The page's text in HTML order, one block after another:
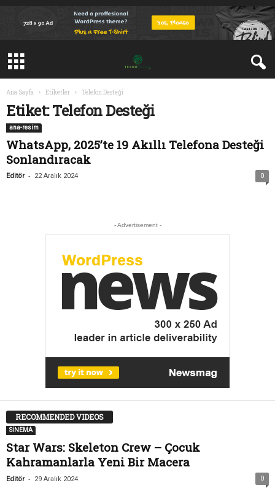
Ana Sayfa Etiketler Telefon Desteği
Etiket: Telefon Desteği
ana-resim
WhatsApp, 2025’te 19 Akıllı Telefona Desteği
Sonlandıracak
Editör - 22 Aralık 2024 0
- Advertisement -
RECOMMENDED VIDEOS
SİNEMA
Star Wars: Skeleton Crew – Çocuk
Kahramanlarla Yeni Bir Macera
Editör - 29 Aralık 2024 0